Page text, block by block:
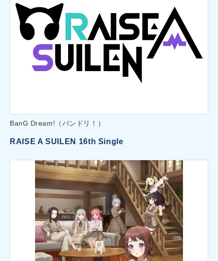
BanG Dream!（バンドリ！）
RAISE A SUILEN 16th Single